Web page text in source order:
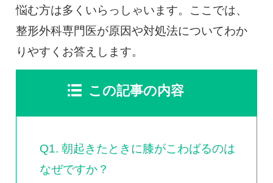
治療電話相談はこちら
0120-117-560
悩む方は多くいらっしゃいます。ここでは、
整形外科専門医が原因や対処法についてわか
りやすくお答えします。
この記事の内容
Q1. 朝起きたときに膝がこわばるのは
なぜですか？